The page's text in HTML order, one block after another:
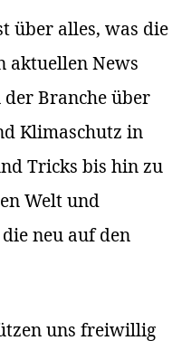
über alles, was die
aktuellen News
Branche über
Klimaschutz in
Tricks bis hin zu
Welt und
neu auf den
uns freiwillig